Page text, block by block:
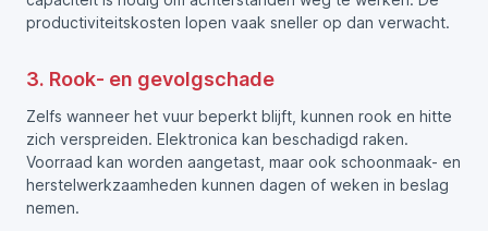
productiviteitskosten lopen vaak sneller op dan verwacht.
3. Rook- en gevolgschade
Zelfs wanneer het vuur beperkt blijft, kunnen rook en hitte
zich verspreiden. Elektronica kan beschadigd raken.
Voorraad kan worden aangetast, maar ook schoonmaak- en
herstelwerkzaamheden kunnen dagen of weken in beslag
nemen.